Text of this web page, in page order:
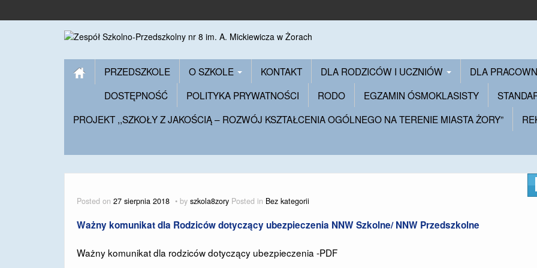
PRZEDSZKOLE O SZKOLE KONTAKT DLA RODZICÓW I UCZNIÓW DLA
DOSTĘPNOŚĆ
POLITYKA PRYWATNOŚCI RODO EGZAMIN ÓSMOKLASISTY
PROJEKT ,,SZKOŁY Z JAKOŚCIĄ – ROZWÓJ KSZTAŁCENIA OGÓLNEGO NA TERENIE MIASTA ŻORY”
Posted on 27 sierpnia 2018 by szkola8zory Posted in Bez kategorii
Ważny komunikat dla Rodziców dotyczący ubezpieczenia NNW Szkolne/ NNW Przedszkolne
Ważny komunikat dla rodziców dotyczący ubezpieczenia -PDF